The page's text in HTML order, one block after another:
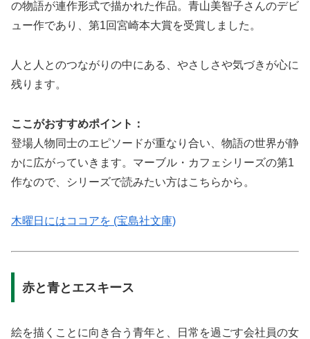
の物語が連作形式で描かれた作品。青山美智子さんのデビ
ュー作であり、第1回宮崎本大賞を受賞しました。
人と人とのつながりの中にある、やさしさや気づきが心に
残ります。
ここがおすすめポイント：
登場人物同士のエピソードが重なり合い、物語の世界が静
かに広がっていきます。マーブル・カフェシリーズの第1
作なので、シリーズで読みたい方はこちらから。
木曜日にはココアを (宝島社文庫)
赤と青とエスキース
絵を描くことに向き合う青年と、日常を過ごす会社員の女